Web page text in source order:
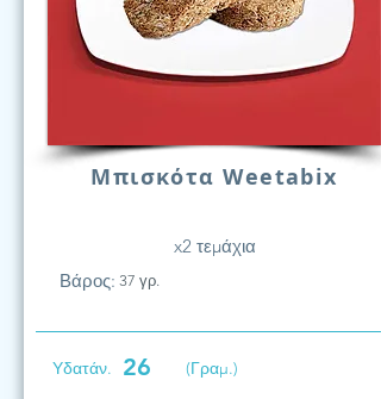
Μπισκότα Weetabix
x2 τεμάχια
Βάρος: 37 γρ.
Υδατάν. 26 (Γραμ.)